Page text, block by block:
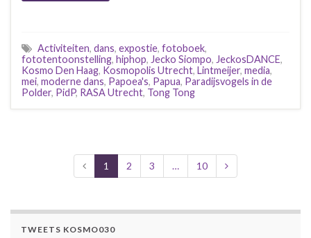
Activiteiten, dans, expostie, fotoboek,
fototentoonstelling, hiphop, Jecko Siompo, JeckosDANCE,
Kosmo Den Haag, Kosmopolis Utrecht, Lintmeijer, media,
mei, moderne dans, Papoea's, Papua, Paradijsvogels in de
Polder, PidP, RASA Utrecht, Tong Tong
1 2 3 … 10
TWEETS KOSMO030